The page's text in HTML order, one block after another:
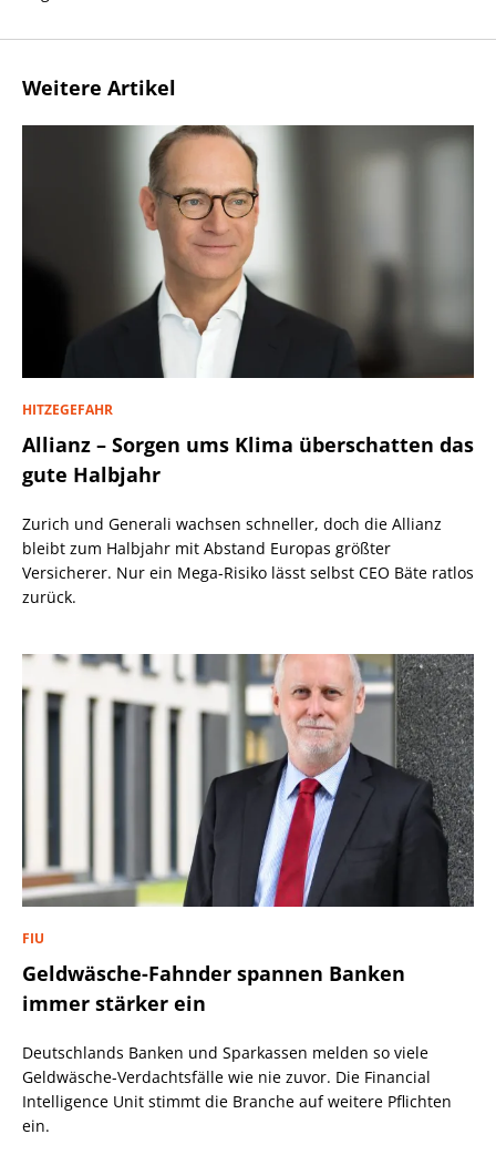
Weitere Artikel
HITZEGEFAHR
Allianz – Sorgen ums Klima überschatten das
gute Halbjahr
Zurich und Generali wachsen schneller, doch die Allianz
bleibt zum Halbjahr mit Abstand Europas größter
Versicherer. Nur ein Mega-Risiko lässt selbst CEO Bäte ratlos
zurück.
FIU
Geldwäsche-Fahnder spannen Banken
immer stärker ein
Deutschlands Banken und Sparkassen melden so viele
Geldwäsche-Verdachtsfälle wie nie zuvor. Die Financial
Intelligence Unit stimmt die Branche auf weitere Pflichten
ein.